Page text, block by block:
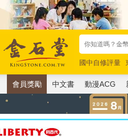
國中自修評量
唯紅花綻放
奧
會員獎勵 中文書 動漫ACG